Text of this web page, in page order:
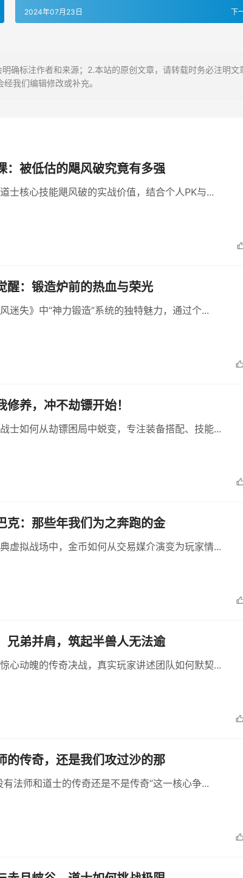
下
2024年07月23日
确标注作者和来源；2.本站的原创文章，请转载时务必注明文
我们编辑修改或补充。
：被低估的飓风破究竟有多强
士核心技能飓风破的实战价值，结合个人PK与...
醒：锻造炉前的热血与荣光
迷失》中“神力锻造”系统的独特魅力，通过个...
养，冲不劫镖开始！
士如何从劫镖困局中蜕变，专注装备搭配、技能...
克：那些年我们为之奔跑的金
虚拟战场中，金币如何从交易媒介演变为玩家情...
兄弟并肩，筑起半兽人无法逾
心动魄的传奇决战，真实玩家讲述团队如何默契...
的传奇，还是我们攻过沙的那
有法师和道士的传奇还是不是传奇”这一核心争...